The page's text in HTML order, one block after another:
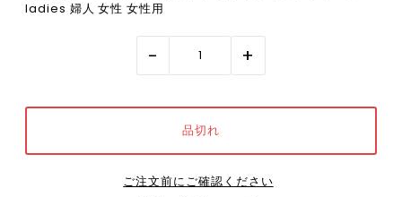
ladies 婦人 女性 女性用
- +
ご注文前にご確認ください